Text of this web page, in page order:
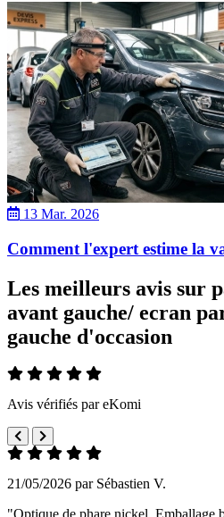
13 Mar. 2026
Comment l'expert estime la
Les meilleurs avis sur
avant gauche/ ecran
gauche d'occasion
Avis vérifiés par eKomi
21/05/2026 par Sébastien V.